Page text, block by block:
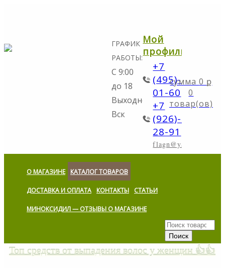
ГРАФИК
РАБОТЫ:
С 9:00
до 18
Выходной:
Вск
Мой
профиль
+7
(495)-298-
01-60
+7
(926)-773-
28-91
flagn@yandex.ru
0 ք
0
товар(ов)
О МАГАЗИНЕ КАТАЛОГ ТОВАРОВ
ДОСТАВКА И ОПЛАТА КОНТАКТЫ СТАТЬИ
МИНОКСИДИЛ — ОТЗЫВЫ О МАГАЗИНЕ
Топ средств от выпадения волос у женщин 👍👍